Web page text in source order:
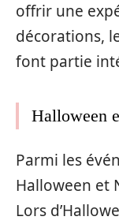
offrir une
décorations,
font partie
Halloween
Parmi les
Halloween et
Lors